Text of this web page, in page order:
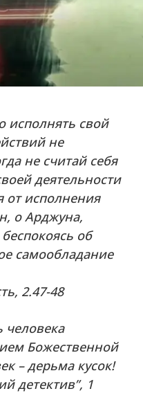
исполнять свой
не
не считай себя
деятельности
от исполнения
о Арджуна,
об
самообладание
2.47-48
человека
Божественной
– дерьма кусок!
детектив”, 1